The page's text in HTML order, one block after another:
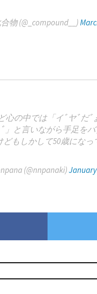
物 (@_compound__)
心の中では「イﾞヤﾞだ
」と言いながら手足を
どもしかして50歳になっ
(@nnpanaki)January